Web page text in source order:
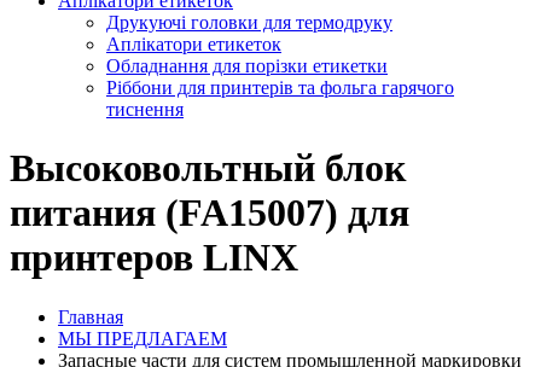
Друкуючі головки для термодруку
Аплікатори етикеток
Обладнання для порізки етикетки
Ріббони для принтерів та фольга гарячого
тиснення
Высоковольтный блок
питания (FA15007) для
принтеров LINX
Главная
МЫ ПРЕДЛАГАЕМ
Запасные части для систем промышленной маркировки